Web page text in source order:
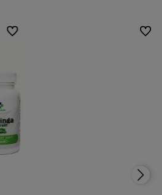
Do ulubionych
Do ulubionych Do
Do